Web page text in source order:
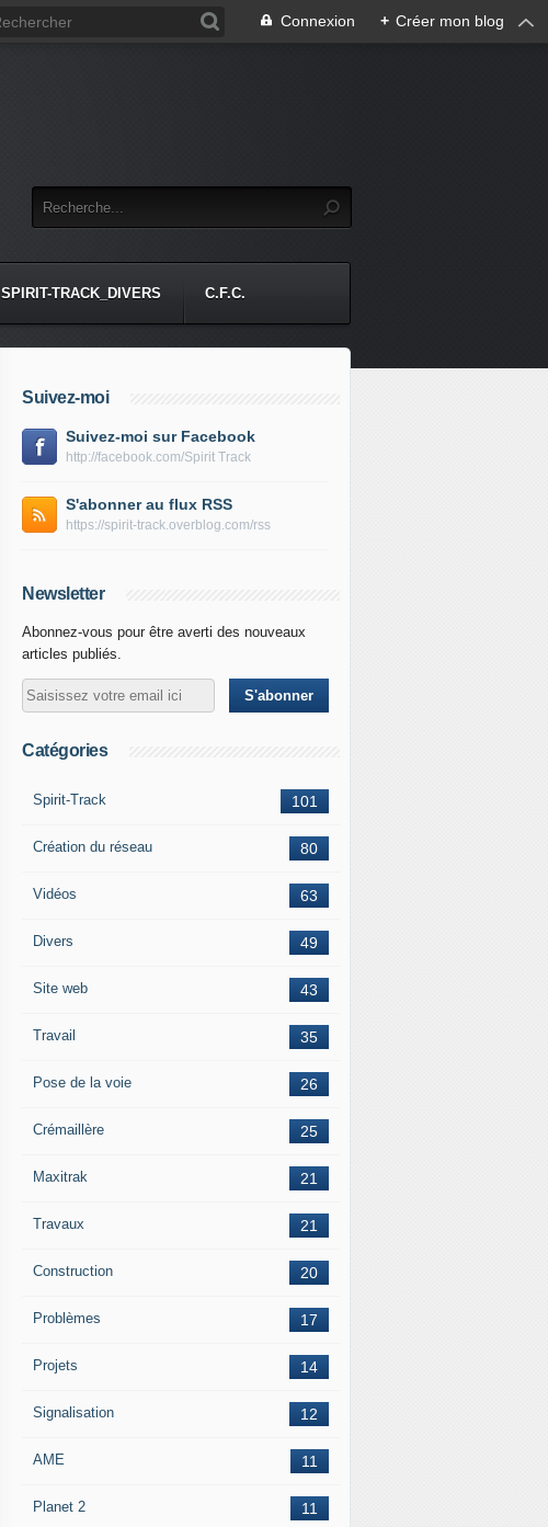
Connexion + Créer mon blog
SPIRIT-TRACK_DIVERS C.F.C.
Suivez-moi
Suivez-moi sur Facebook
http://facebook.com/Spirit Track
S'abonner au flux RSS
https://spirit-track.overblog.com/rss
Newsletter
Abonnez-vous pour être averti des nouveaux
articles publiés.
Catégories
101
Spirit-Track
80
Création du réseau
63
Vidéos
49
Divers
43
Site web
35
Travail
26
Pose de la voie
25
Crémaillère
21
Maxitrak
21
Travaux
20
Construction
17
Problèmes
14
Projets
12
Signalisation
11
AME
11
Planet 2